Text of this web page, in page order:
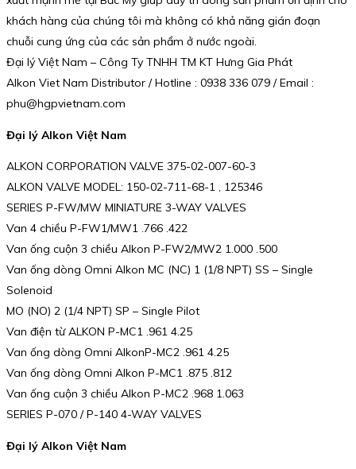
khách hàng của chúng tôi mà không có khả năng gián đoạn
chuỗi cung ứng của các sản phẩm ở nước ngoài.
Đại lý Việt Nam – Công Ty TNHH TM KT Hưng Gia Phát
Alkon Viet Nam Distributor / Hotline : 0938 336 079 / Email :
phu@hgpvietnam.com
Đại lý Alkon Việt Nam
ALKON CORPORATION VALVE 375-02-007-60-3
ALKON VALVE MODEL: 150-02-711-68-1 , 125346
SERIES P-FW/MW MINIATURE 3-WAY VALVES
Van 4 chiều P-FW1/MW1 .766 .422
Van ống cuộn 3 chiều Alkon P-FW2/MW2 1.000 .500
Van ống dòng Omni Alkon MC (NC) 1 (1/8 NPT) SS – Single
Solenoid
MO (NO) 2 (1/4 NPT) SP – Single Pilot
Van điện từ ALKON P-MC1 .961 4.25
Van ống dòng Omni AlkonP-MC2 .961 4.25
Van ống dòng Omni Alkon P-MC1 .875 .812
Van ống cuộn 3 chiều Alkon P-MC2 .968 1.063
SERIES P-070 / P-140 4-WAY VALVES
Đại lý Alkon Việt Nam